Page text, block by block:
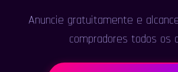
Anuncie gratuitamente e
compradores todos os